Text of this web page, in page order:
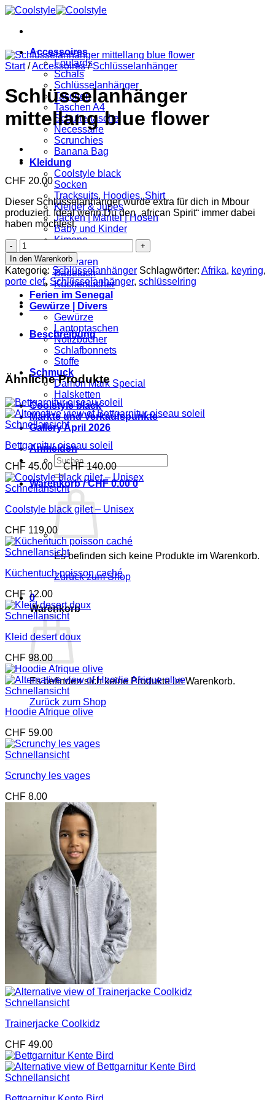
Zum
springen
Accessoires
Foulards
Schals
Schlüsselanhänger
Taschen
Taschen A4
Schultertasche
Necessaire
Scrunchies
Banana Bag
Kleidung
Coolstyle black
Socken
Tracksuits, Hoodies, Shirt
Kleider & Jupes
Jacken | Mäntel | Hosen
Baby und Kinder
Kimono
Home
Bettwaren
Badetuch
Küchentücher
Ferien im Senegal
Gewürze | Divers
Gewürze
Laptoptaschen
Notizbücher
Schlafbonnets
Stoffe
Schmuck
Damon Mark Special
Halsketten
Coolstyle black
Märkte und Verkaufspunkte
Gallery April 2026
Anmelden
Suchen
nach:
Warenkorb /CHF0.00 0
Es befinden sich keine Produkte im Warenkorb.
Zurück zum Shop
0
Warenkorb
Es befinden sich keine Produkte im Warenkorb.
Zurück zum Shop
Start /Accessoires / Schlüsselanhänger
Schlüsselanhänger
mittellang blue flower
CHF 20.00
Dieser Schlüsselanhänger wurde extra für dich in Mbour
produziert. Ideal wenn Du den „african Spirit“ immer dabei
haben möchtest.
Schlüsselanhänger
mittellang
blue
flower
Menge
In den Warenkorb
Kategorie: Schlüsselanhänger Schlagwörter: Afrika, keyring,
porte clef, Schlüsselanhänger, schlüsselring
Beschreibung
Ähnliche Produkte
Schnellansicht
Bettgarnitur oiseau soleil
CHF 45.00 –CHF140.00Preisspanne:
CHF 45.00
bis
Schnellansicht
Coolstyle black gilet – Unisex
CHF 119.00
Schnellansicht
Küchentuch poisson caché
CHF 12.00
Schnellansicht
Kleid desert doux
CHF 98.00
Schnellansicht
Hoodie Afrique olive
CHF 59.00
Schnellansicht
Scrunchy les vages
CHF 8.00
Schnellansicht
Trainerjacke Coolkidz
CHF 49.00
Schnellansicht